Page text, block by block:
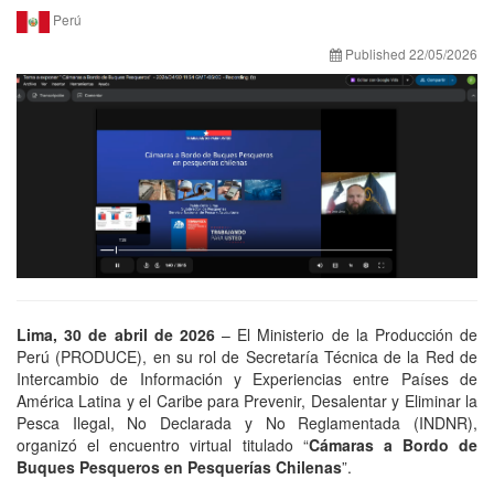
Perú
Published 22/05/2026
Lima, 30 de abril de 2026– El Ministerio de la Producción de
Perú (PRODUCE), en su rol de Secretaría Técnica de la Red de
Intercambio de Información y Experiencias entre Países de
América Latina y el Caribe para Prevenir, Desalentar y Eliminar la
Pesca Ilegal, No Declarada y No Reglamentada (INDNR),
organizó el encuentro virtual titulado “Cámaras a Bordo de
Buques Pesqueros en Pesquerías Chilenas”.